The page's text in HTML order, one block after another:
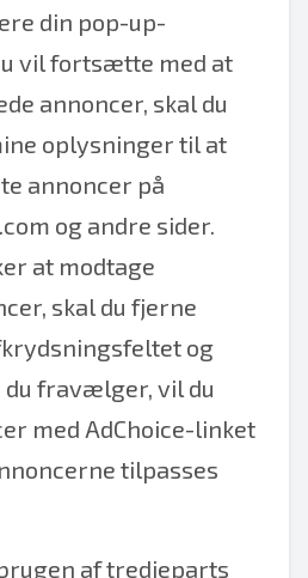
din pop-up-
vil fortsætte med at
annoncer, skal du
oplysninger til at
annoncer på
og andre sider.
at modtage
skal du fjerne
og
du fravælger, vil du
med AdChoice-linket
tilpasses
af tredjeparts